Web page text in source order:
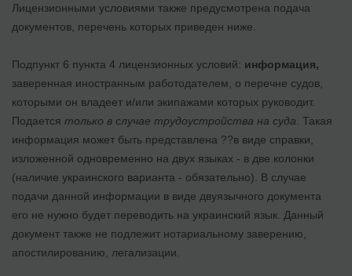
Лицензионными условиями также предусмотрена подача
документов, перечень которых приведен ниже.
Подпункт 6 пункта 4 лицензионных условий: информация,
заверенная иностранным работодателем, о перечне судов,
которыми он владеет и/или экипажами которых руководит.
Подается только в случае трудоустройства на суда . Такая
информация может быть представлена ??в виде справки,
изложенной одновременно на двух языках - в две колонки
(наличие украинского варианта - обязательно). В случае
подачи данной информации в виде двуязычного документа
его не нужно будет переводить на украинский язык. Данный
документ также не подлежит нотариальному заверению,
апостилированию, легализации.